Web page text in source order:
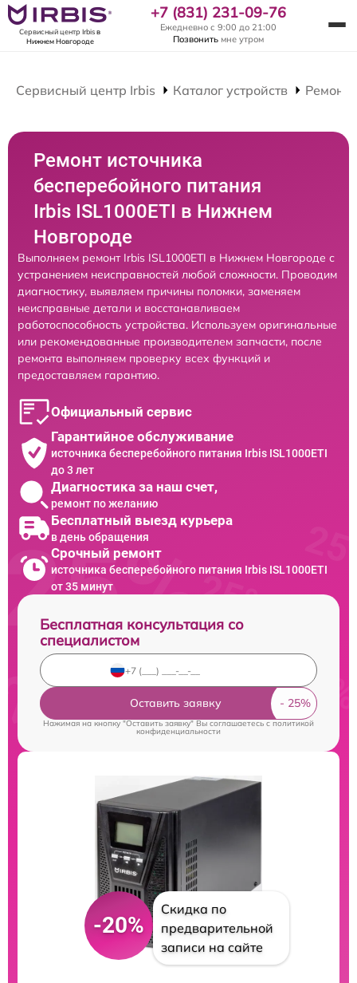
Сервисный центр Irbisв
Нижнем Новгороде
+7 (831) 231-09-76
Ежедневно с 9:00 до 21:00
Позвонить мне утром
Сервисный центр Irbis Каталог устройств Ремонт
Ремонт источника
бесперебойного питания
Irbis ISL1000ETI в Нижнем
Новгороде
Выполняем ремонт Irbis ISL1000ETI в Нижнем Новгороде с
устранением неисправностей любой сложности. Проводим
диагностику, выявляем причины поломки, заменяем
неисправные детали и восстанавливаем
работоспособность устройства. Используем оригинальные
или рекомендованные производителем запчасти, после
ремонта выполняем проверку всех функций и
предоставляем гарантию.
Официальный сервис
Гарантийное обслуживание
источника бесперебойного питания Irbis ISL1000ETI
до 3 лет
Диагностика за наш счет,
ремонт по желанию
Бесплатный выезд курьера
в день обращения
Срочный ремонт
источника бесперебойного питания Irbis ISL1000ETI
от 35 минут
Бесплатная консультация со
специалистом
Оставить заявку
Нажимая на кнопку "Оставить заявку" Вы соглашаетесь c политикой
конфиденциальности
-20%
Скидка по
предварительной
записи на сайте